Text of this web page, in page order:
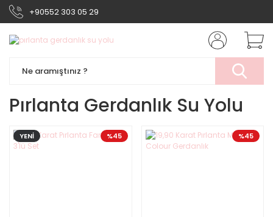
+90552 303 05 29
Pırlanta Gerdanlık Su Yolu
%45
YENİ %45